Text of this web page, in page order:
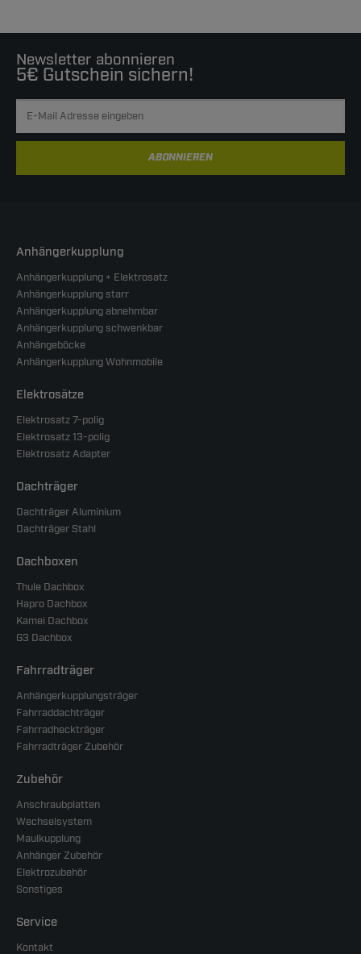
Newsletter abonnieren
5€ Gutschein sichern!
ABONNIEREN
Anhängerkupplung
Anhängerkupplung + Elektrosatz
Anhängerkupplung starr
Anhängerkupplung abnehmbar
Anhängerkupplung schwenkbar
Anhängeböcke
Anhängerkupplung Wohnmobile
Elektrosätze
Elektrosatz 7-polig
Elektrosatz 13-polig
Elektrosatz Adapter
Dachträger
Dachträger Aluminium
Dachträger Stahl
Dachboxen
Thule Dachbox
Hapro Dachbox
Kamei Dachbox
G3 Dachbox
Fahrradträger
Anhängerkupplungsträger
Fahrraddachträger
Fahrradheckträger
Fahrradträger Zubehör
Zubehör
Anschraubplatten
Wechselsystem
Maulkupplung
Anhänger Zubehör
Elektrozubehör
Sonstiges
Service
Kontakt